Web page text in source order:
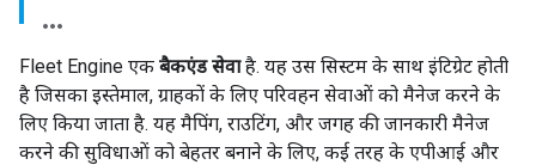
Fleet Engine एक बैकएंड सेवाहै. यह उस सिस्टम के साथ इंटिग्रेट होती
है जिसका इस्तेमाल, ग्राहकों के लिए परिवहन सेवाओं को मैनेज करने के
लिए किया जाता है. यह मैपिंग, राउटिंग, और जगह की जानकारी मैनेज
करने की सुविधाओं को बेहतर बनाने के लिए, कई तरह के एपीआई और